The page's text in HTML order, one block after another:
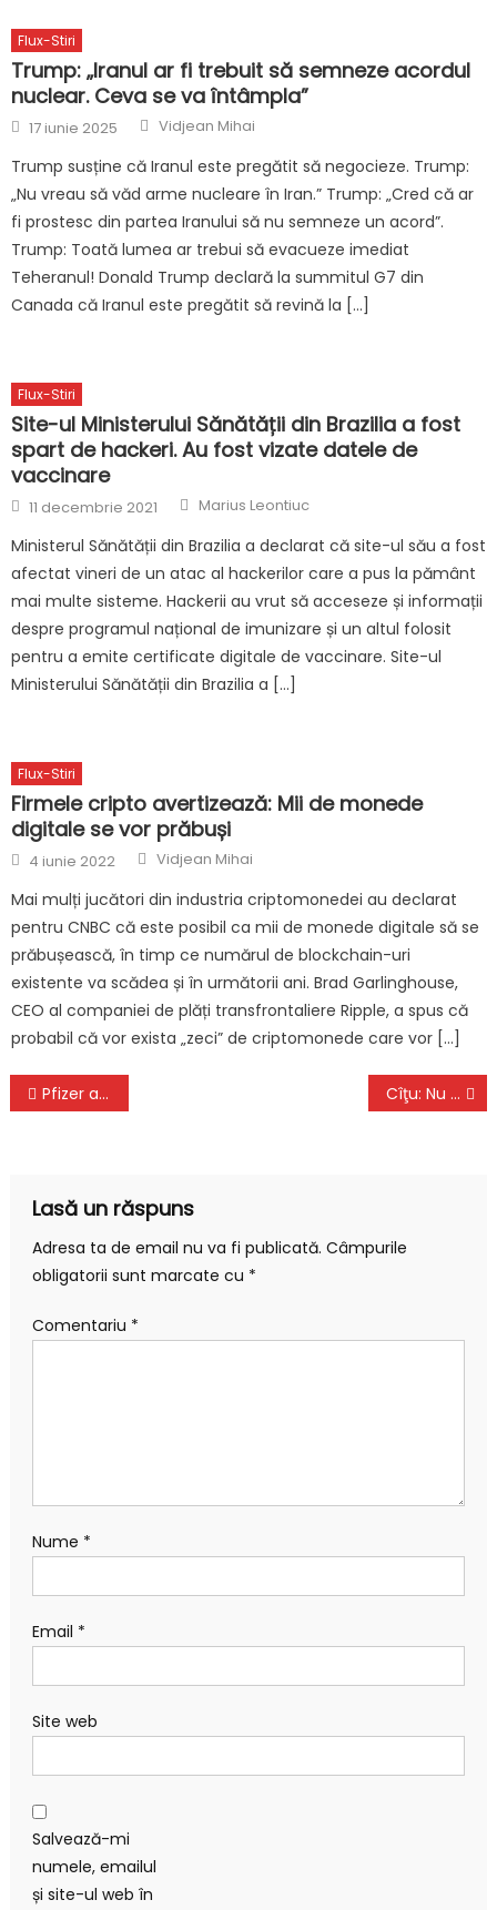
Flux-Stiri
Trump: „Iranul ar fi trebuit să semneze acordul
nuclear. Ceva se va întâmpla”
Posted
on
17 iunie 2025 Author
Vidjean Mihai
Trump susține că Iranul este pregătit să negocieze. Trump:
„Nu vreau să văd arme nucleare în Iran.” Trump: „Cred că ar
fi prostesc din partea Iranului să nu semneze un acord”.
Trump: Toată lumea ar trebui să evacueze imediat
Teheranul! Donald Trump declară la summitul G7 din
Canada că Iranul este pregătit să revină la […]
Flux-Stiri
Site-ul Ministerului Sănătății din Brazilia a fost
spart de hackeri. Au fost vizate datele de
vaccinare
Posted
on
11 decembrie 2021 Author
Marius Leontiuc
Ministerul Sănătății din Brazilia a declarat că site-ul său a fost
afectat vineri de un atac al hackerilor care a pus la pământ
mai multe sisteme. Hackerii au vrut să acceseze și informații
despre programul național de imunizare și un altul folosit
pentru a emite certificate digitale de vaccinare. Site-ul
Ministerului Sănătății din Brazilia a […]
Flux-Stiri
Firmele cripto avertizează: Mii de monede
digitale se vor prăbuși
Posted
on
4 iunie 2022 Author
Vidjean Mihai
Mai mulți jucători din industria criptomonedei au declarat
pentru CNBC că este posibil ca mii de monede digitale să se
prăbușească, în timp ce numărul de blockchain-uri
existente va scădea și în următorii ani. Brad Garlinghouse,
CEO al companiei de plăți transfrontaliere Ripple, a spus că
probabil că vor exista „zeci” de criptomonede care vor […]
Navigare
Pfizer anunță că pastila sa antivirală e foarte eficientă în prevenirea îmbolnăvirilor grave Cîţu: Nu putem spune că totul este roz între PNL şi PSD. Ciolacu: Un guvern cu PNL este cea mai bună soluţie în acest moment
Lasă un răspuns
Adresa ta de email nu va fi publicată. Câmpurile
obligatorii sunt marcate cu *
Comentariu *
Nume *
Email *
Site web
Salvează-mi
numele, emailul
și site-ul web în